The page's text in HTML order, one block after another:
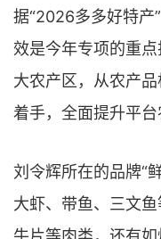
据“2026多多好特产
效是今年专项的重
大农产区，从农产
着手，全面提升平台
刘令辉所在的品牌“
大虾、带鱼、三文